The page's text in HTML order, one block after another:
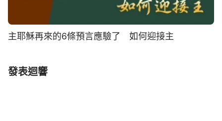
主耶穌再來的6條預言應驗了 如何迎接主
發表迴響